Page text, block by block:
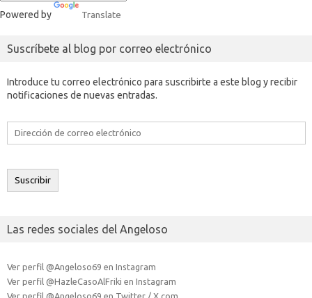
Powered by Translate
Suscríbete al blog por correo electrónico
Introduce tu correo electrónico para suscribirte a este blog y recibir
notificaciones de nuevas entradas.
Dirección
electrónico
Suscribir
Las redes sociales del Angeloso
Ver perfil @Angeloso69 en Instagram
Ver perfil @HazleCasoAlFriki en Instagram